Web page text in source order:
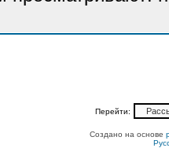
Перейти:
Создано на основе